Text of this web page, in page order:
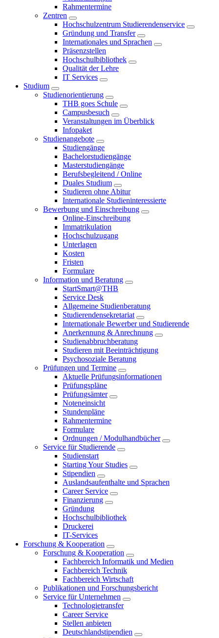
Rahmentermine
Zentren
Hochschulzentrum Studierendenservice
Gründung und Transfer
Internationales und Sprachen
Präsenzstellen
Hochschulbibliothek
Qualität der Lehre
IT Services
Studium
Studienorientierung
THB goes Schule
Campusbesuch
Veranstaltungen im Überblick
Infopaket
Studienangebote
Studiengänge
Bachelorstudiengänge
Masterstudiengänge
Berufsbegleitend / Online
Duales Studium
Studieren ohne Abitur
Internationale Studieninteressierte
Bewerbung und Einschreibung
Online-Einschreibung
Immatrikulation
Hochschulzugang
Unterlagen
Kosten
Fristen
Formulare
Information und Beratung
StartSmart@THB
Service Desk
Allgemeine Studienberatung
Studierendensekretariat
Internationale Bewerber und Studierende
Anerkennung & Anrechnung
Studienabbruchberatung
Studieren mit Beeinträchtigung
Psychosoziale Beratung
Prüfungen und Termine
Aktuelle Prüfungsinformationen
Prüfungspläne
Prüfungsämter
Noteneinsicht
Stundenpläne
Rahmentermine
Formulare
Ordnungen / Modulhandbücher
Service für Studierende
Studienstart
Starting Your Studies
Stipendien
Auslandsaufenthalte und Sprachen
Career Service
Finanzierung
Gründung
Hochschulbibliothek
Druckerei
IT-Services
Forschung & Kooperation
Forschung & Kooperation
Fachbereich Informatik und Medien
Fachbereich Technik
Fachbereich Wirtschaft
Publikationen und Forschungsbericht
Service für Unternehmen
Technologietransfer
Career Service
Stellen anbieten
Deutschlandstipendien